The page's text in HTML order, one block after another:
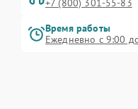
+7 (800) 301-55-83
Время работы
Ежедневно с 9:00